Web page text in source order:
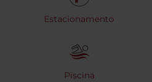
Estacionamento
Piscina